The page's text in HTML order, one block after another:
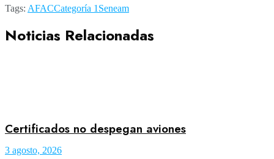
Tags: AFACCategoría 1 Seneam
Noticias Relacionadas
Certificados no despegan aviones
3 agosto, 2026